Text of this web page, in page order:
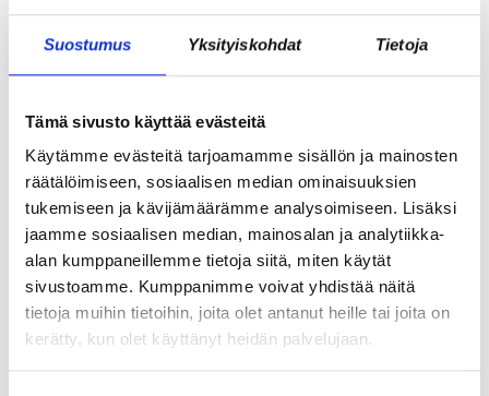
Suostumus Yksityiskohdat Tietoja
Tämä sivusto käyttää evästeitä
Käytämme evästeitä tarjoamamme sisällön ja mainosten
räätälöimiseen, sosiaalisen median ominaisuuksien
tukemiseen ja kävijämäärämme analysoimiseen. Lisäksi
jaamme sosiaalisen median, mainosalan ja analytiikka-
alan kumppaneillemme tietoja siitä, miten käytät
sivustoamme. Kumppanimme voivat yhdistää näitä
tietoja muihin tietoihin, joita olet antanut heille tai joita on
kerätty, kun olet käyttänyt heidän palvelujaan.
REKRY: TILA- JA
LABORATORIOKOORDINAATTORI (OSA-
AIKAINEN)